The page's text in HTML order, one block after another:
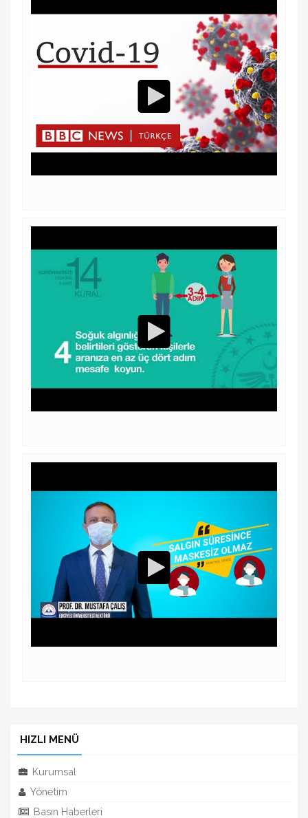
HIZLI MENÜ
Kurumsal
Yönetim
Basın Haberleri